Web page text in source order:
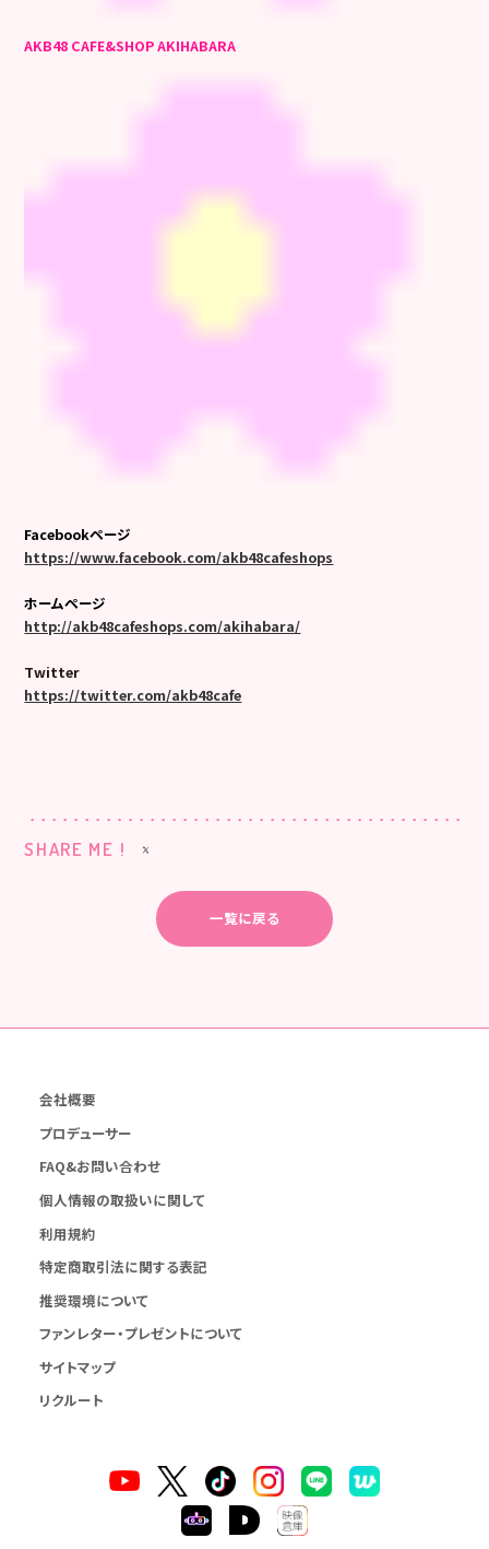
AKB48 CAFE&SHOP AKIHABARA
Facebookページ
https://www.facebook.com/akb48cafeshops
ホームページ
http://akb48cafeshops.com/akihabara/
Twitter
https://twitter.com/akb48cafe
SHARE ME !
一覧に戻る
会社概要
プロデューサー
FAQ&お問い合わせ
個人情報の取扱いに関して
利用規約
特定商取引法に関する表記
推奨環境について
ファンレター・プレゼントについて
サイトマップ
リクルート